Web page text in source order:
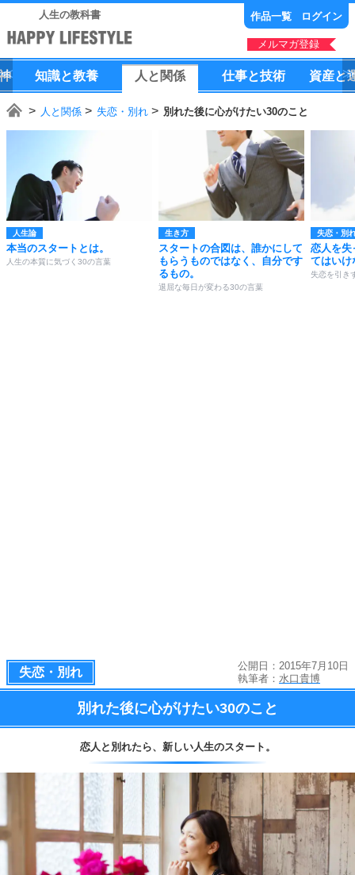
人生の教科書 作品一覧 ログイン
メルマガ登録
知識と教養 人 と 関係 仕事と技術 資産と
人と関係 失恋・別れ 別れた後に心がけたい30のこと
人生論
本当のスタートとは。
人生の本質に気づく30の言葉
生き方
スタートの合図は、誰かにして
もらうものではなく、自分です
るもの。
退屈な毎日が変わる30の言葉
失恋・別
恋人を失
てはいけ
失恋を引き
失恋・別れ
公開日：2015年7月10日
執筆者： 水口貴博
別れた後に心がけたい30のこと
恋人と別れたら、 新しい人生のスタート。